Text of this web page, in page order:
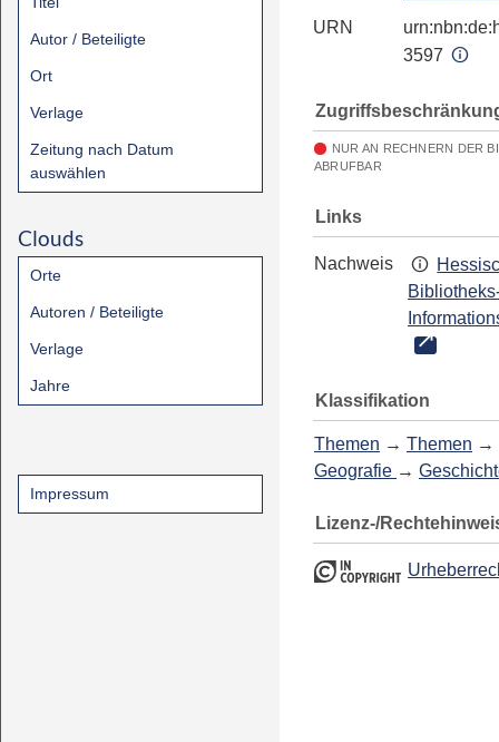
Autor / Beteiligte
Ort
Verlage
Zeitung nach Datum
auswählen
Clouds
Orte
Autoren / Beteiligte
Verlage
Jahre
Impressum
URN
3597
NUR AN RECHNERN DER
ABRUFBAR
Links
Nachweis
Klassifikation
Themen → Themen →
Geografie →
Lizenz-/